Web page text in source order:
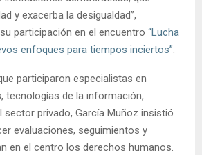
y exacerba la desigualdad”,
participación en el encuentro “Lucha
enfoques para tiempos inciertos”.
participaron especialistas en
tecnologías de la información,
sector privado, García Muñoz insistió
evaluaciones, seguimientos y
en el centro los derechos humanos.